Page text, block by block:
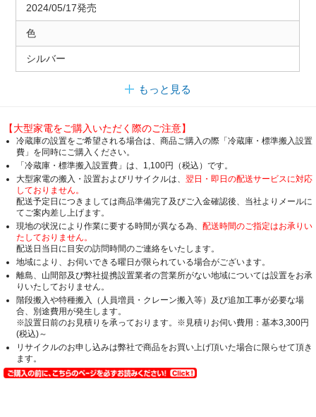
2024/05/17発売
色
シルバー
もっと見る
【大型家電をご購入いただく際のご注意】
冷蔵庫の設置をご希望される場合は、商品ご購入の際「冷蔵庫・標準搬入設置
費」を同時にご購入ください。
「冷蔵庫・標準搬入設置費」は、1,100円（税込）です。
大型家電の搬入・設置およびリサイクルは、 翌日・即日の配送サービスに対応
しておりません。
配送予定日につきましては商品準備完了及びご入金確認後、当社よりメールに
てご案内差し上げます。
現地の状況により作業に要する時間が異なる為、 配送時間のご指定はお承りい
たしておりません。
配送日当日に目安の訪問時間のご連絡をいたします。
地域により、お伺いできる曜日が限られている場合がございます。
離島、山間部及び弊社提携設置業者の営業所がない地域については設置をお承
りいたしておりません。
階段搬入や特種搬入（人員増員・クレーン搬入等）及び追加工事が必要な場
合、別途費用が発生します。
※設置日前のお見積りを承っております。※見積りお伺い費用：基本3,300円
(税込)～
リサイクルのお申し込みは弊社で商品をお買い上げ頂いた場合に限らせて頂き
ます。